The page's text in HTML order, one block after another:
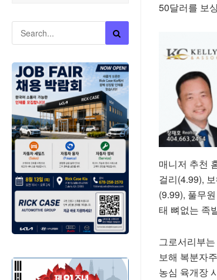
50달러를 보
매니저 추천
걸리(4.99),
(9.99), 풀무
태 뼈없는 족
그로서리부
보해 복분자
농심 육개장